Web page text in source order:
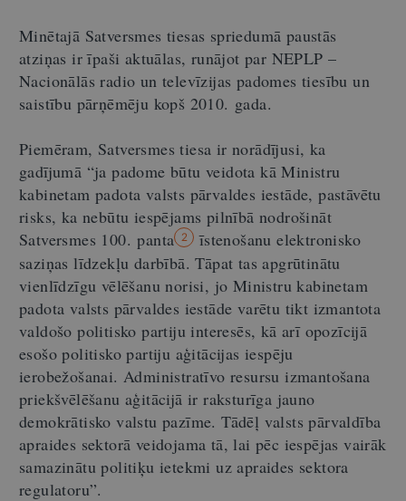
Minētajā Satversmes tiesas spriedumā paustās
atziņas ir īpaši aktuālas, runājot par NEPLP –
Nacionālās radio un televīzijas padomes tiesību un
saistību pārņēmēju kopš 2010. gada.
Piemēram, Satversmes tiesa ir norādījusi, ka
gadījumā “ja padome būtu veidota kā Ministru
kabinetam padota valsts pārvaldes iestāde, pastāvētu
risks, ka nebūtu iespējams pilnībā nodrošināt
Satversmes 100. panta
2
īstenošanu elektronisko
saziņas līdzekļu darbībā. Tāpat tas apgrūtinātu
vienlīdzīgu vēlēšanu norisi, jo Ministru kabinetam
padota valsts pārvaldes iestāde varētu tikt izmantota
valdošo politisko partiju interesēs, kā arī opozīcijā
esošo politisko partiju aģitācijas iespēju
ierobežošanai. Administratīvo resursu izmantošana
priekšvēlēšanu aģitācijā ir raksturīga jauno
demokrātisko valstu pazīme. Tādēļ valsts pārvaldība
apraides sektorā veidojama tā, lai pēc iespējas vairāk
samazinātu politiķu ietekmi uz apraides sektora
regulatoru”.